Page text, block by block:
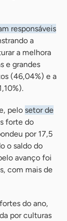
responsáveis
a
a melhora
e grandes
(46,04%) e a
pelo setor de
forte do
por 17,5
o saldo do
avanço foi
com mais de
do ano,
por culturas